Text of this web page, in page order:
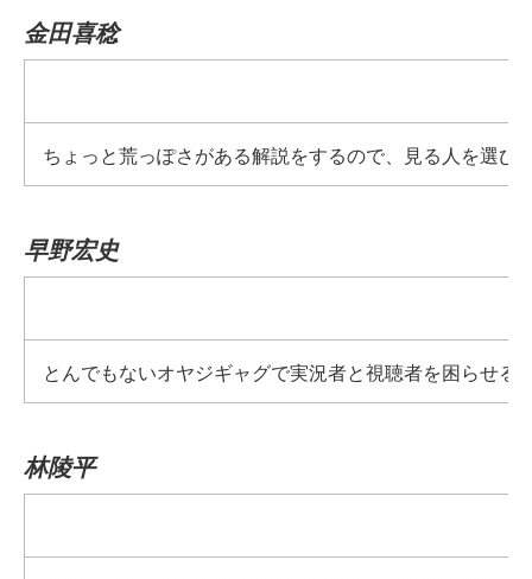
金田喜稔
ちょっと荒っぽさがある解説をするので、見る人を選
早野宏史
とんでもないオヤジギャグで実況者と視聴者を困らせ
林陵平